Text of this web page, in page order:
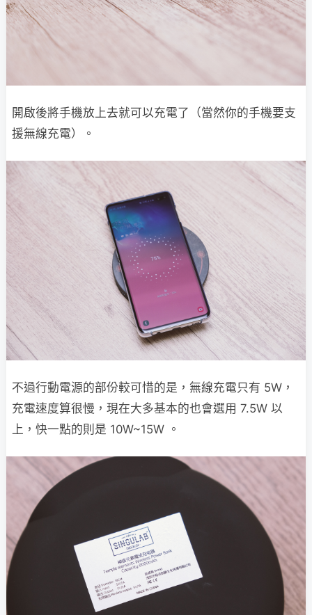
開啟後將手機放上去就可以充電了（當然你的手機要支
援無線充電）。
不過行動電源的部份較可惜的是，無線充電只有 5W，
充電速度算很慢，現在大多基本的也會選用 7.5W 以
上，快一點的則是 10W~15W 。